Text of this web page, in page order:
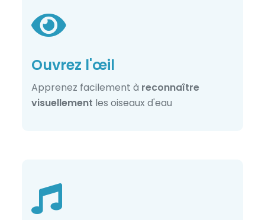
Ouvrez l'œil
Apprenez facilement à reconnaître
visuellement les oiseaux d'eau